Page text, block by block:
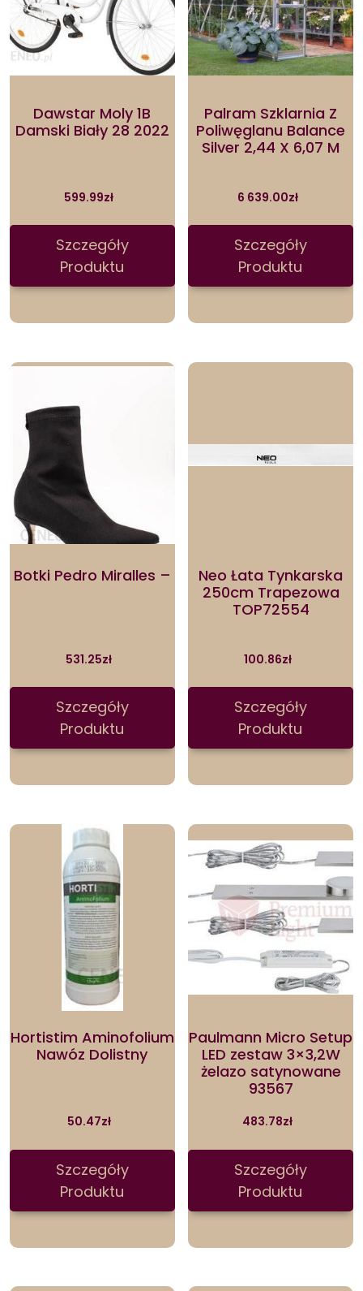
Dawstar Moly 1B
Damski Biały 28 2022
599.99zł
Szczegóły
Produktu
Palram Szklarnia Z
Poliwęglanu Balance
Silver 2,44 X 6,07 M
6 639.00zł
Szczegóły
Produktu
Botki Pedro Miralles –
531.25zł
Szczegóły
Produktu
Neo Łata Tynkarska
250cm Trapezowa
TOP72554
100.86zł
Szczegóły
Produktu
Hortistim Aminofolium
Nawóz Dolistny
50.47zł
Szczegóły
Produktu
Paulmann Micro Setup
LED zestaw 3×3,2W
żelazo satynowane
93567
483.78zł
Szczegóły
Produktu